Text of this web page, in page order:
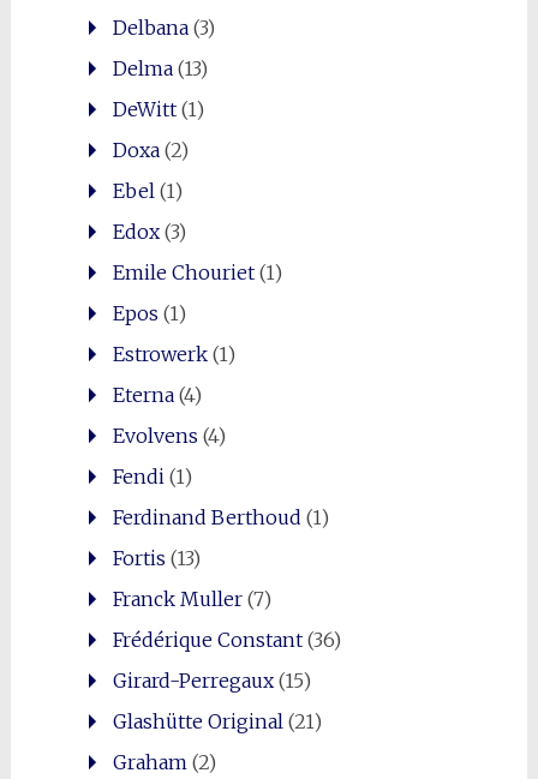
Delbana(3)
Delma(13)
DeWitt(1)
Doxa(2)
Ebel (1)
Edox(3)
Emile Chouriet(1)
Epos (1)
Estrowerk(1)
Eterna(4)
Evolvens (4)
Fendi (1)
Ferdinand Berthoud (1)
Fortis (13)
Franck Muller(7)
Frédérique Constant(36)
Girard-Perregaux(15)
Glashütte Original (21)
Graham (2)